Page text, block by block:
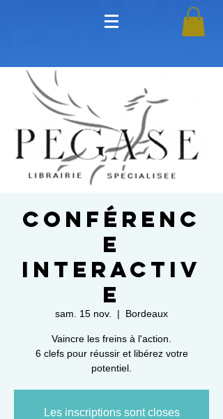
Conférenc
e
Interactiv
e
sam. 15 nov.
  |
Bordeaux
Vaincre les freins à l'action.
6 clefs pour réussir et libérez votre
potentiel.
Les inscriptions sont closes